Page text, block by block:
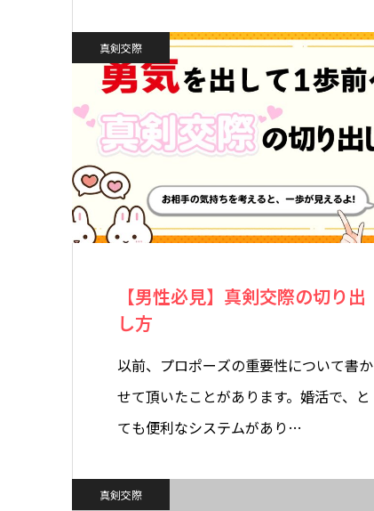
真剣交際
【男性必見】真剣交際の切り出
し方
以前、プロポーズの重要性について書か
せて頂いたことがあります。婚活で、と
ても便利なシステムがあり…
真剣交際